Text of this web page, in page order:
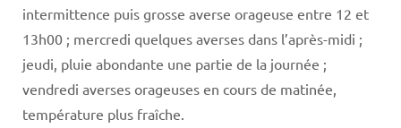
intermittence puis grosse averse orageuse entre 12 et
13h00 ; mercredi quelques averses dans l’après-midi ;
jeudi, pluie abondante une partie de la journée ;
vendredi averses orageuses en cours de matinée,
température plus fraîche.